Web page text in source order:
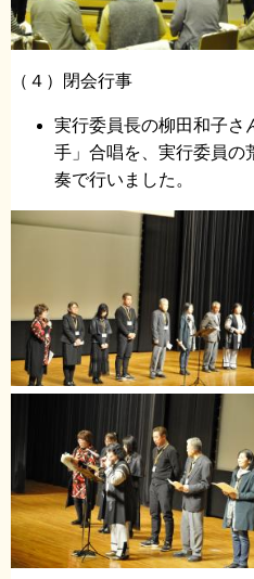
（４）閉会行事
実行委員長の柳田和子さ
手」合唱を、実行委員の
奏で行いました。